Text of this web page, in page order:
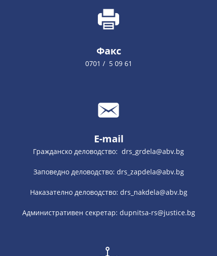
Факс
0701 / 5 09 61
E-mail
Гражданско деловодство: drs_grdela@abv.bg
Заповедно деловодство: drs_zapdela@abv.bg
Наказателно деловодство: drs_nakdela@abv.bg
Административен секретар: dupnitsa-rs@justice.bg